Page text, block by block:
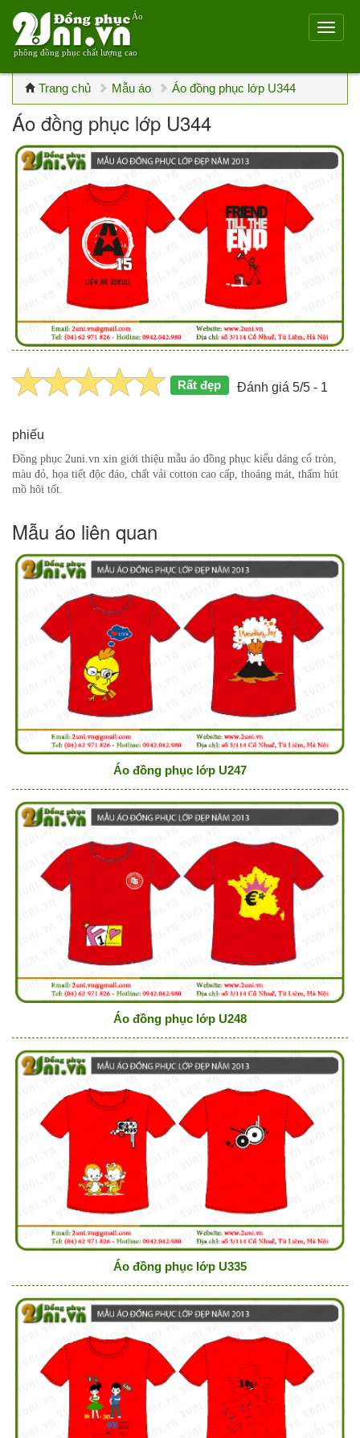
Áo
phông đồng phục chất lượng cao
Trang chủ Mẫu áo Áo đồng phục lớp U344
Áo đồng phục lớp U344
Rất đẹp Đánh giá 5/5 - 1
phiếu
Đồng phục 2uni.vn xin giới thiệu mẫu áo đồng phục kiểu dáng cổ tròn,
màu đỏ, họa tiết độc đáo, chất vải cotton cao cấp, thoáng mát, thấm hút
mồ hôi tốt.
Mẫu áo liên quan
Áo đồng phục lớp U247
Áo đồng phục lớp U248
Áo đồng phục lớp U335